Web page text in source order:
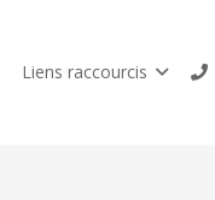
Liens raccourcis